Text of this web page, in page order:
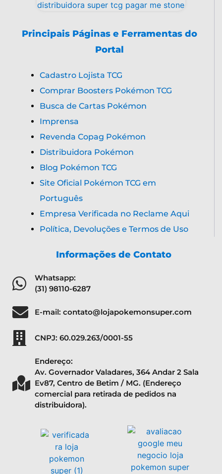
Principais Páginas e Ferramentas do
Portal
Cadastro Lojista TCG
Comprar Boosters Pokémon TCG
Busca de Cartas Pokémon
Imprensa
Revenda Copag Pokémon
Distribuidora Pokémon
Blog Pokémon TCG
Site Oficial Pokémon TCG em
Português
Empresa Verificada no Reclame Aqui
Política, Devoluções e Termos de Uso
Informações de Contato
Whatsapp:
(31) 98110-6287
E-mail: contato@lojapokemonsuper.com
CNPJ: 60.029.263/0001-55
Endereço:
Av. Governador Valadares, 364 Andar 2 Sala
Ev87, Centro de Betim / MG. (Endereço
comercial para retirada de pedidos na
distribuidora).